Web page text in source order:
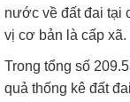
nước về đất đai tại
vị cơ bản là cấp xã.
Trong tổng số
quả thống kê đất